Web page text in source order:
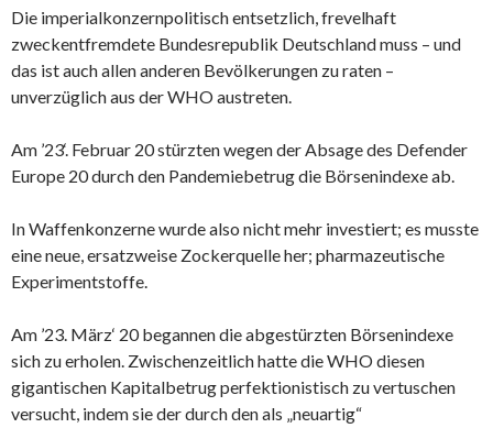
Die imperialkonzernpolitisch entsetzlich, frevelhaft
zweckentfremdete Bundesrepublik Deutschland muss – und
das ist auch allen anderen Bevölkerungen zu raten –
unverzüglich aus der WHO austreten.
Am ’23‘. Februar 20 stürzten wegen der Absage des Defender
Europe 20 durch den Pandemiebetrug die Börsenindexe ab.
In Waffenkonzerne wurde also nicht mehr investiert; es musste
eine neue, ersatzweise Zockerquelle her; pharmazeutische
Experimentstoffe.
Am ’23. März‘ 20 begannen die abgestürzten Börsenindexe
sich zu erholen. Zwischenzeitlich hatte die WHO diesen
gigantischen Kapitalbetrug perfektionistisch zu vertuschen
versucht, indem sie der durch den als „neuartig“